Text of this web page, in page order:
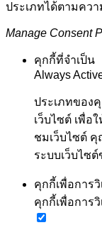
ประเภทได้ตามคว
Manage Consent
คุกกี้ที่จำเป็น
Always
ประเภทของ
เว็บไซต์ เพื่อ
ชมเว็บไซต์
ระบบเว็บไซต์
คุกกี้เพื่อการ
คุกกี้เพื่อการ